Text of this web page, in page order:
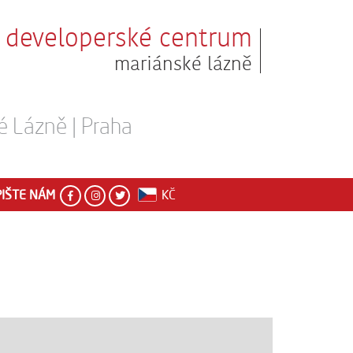
developerské centrum
mariánské lázně
Lázně | Praha
NÁM KČ